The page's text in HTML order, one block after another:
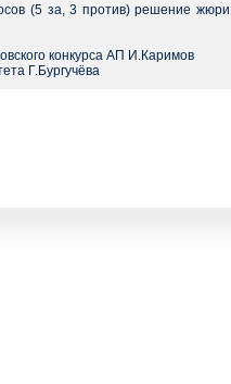
(5 за, 3 против) решение
конкурса АП И.Каримов
Г.Бургучёва